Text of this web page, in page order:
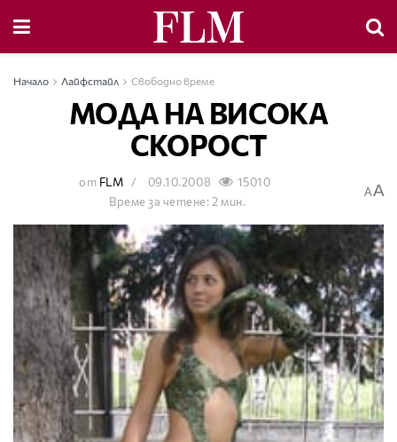
Начало Лайфстайл Свободно време
МОДА НА ВИСОКА
СКОРОСТ
от FLM 09.10.2008
15010
Време за четене: 2 мин.
AA